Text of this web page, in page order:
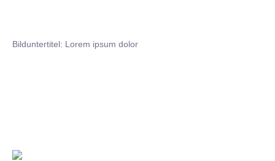
Bilduntertitel: Lorem ipsum dolor